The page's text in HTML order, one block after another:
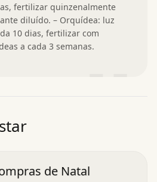
fertilizar quinzenalmente
diluído. – Orquídea: luz
10 dias, fertilizar com
a cada 3 semanas.
de Natal